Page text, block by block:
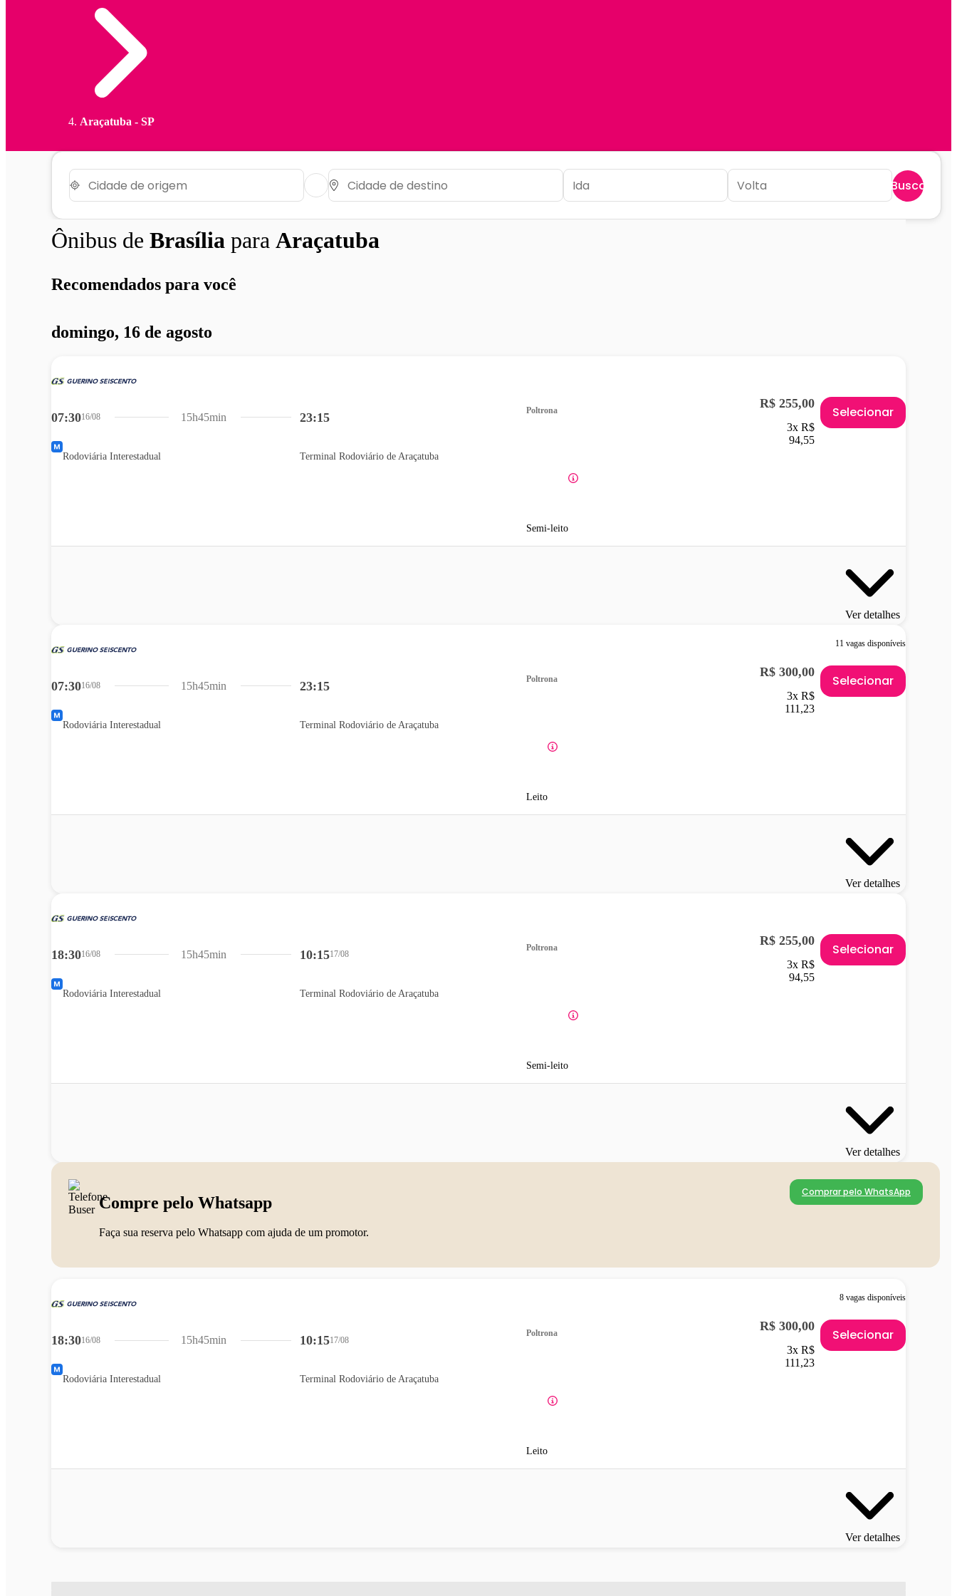
Araçatuba - SP
Buscar
Ônibus de Brasília para Araçatuba
Recomendados para você
domingo, 16 de agosto
07:3016/08
Rodoviária Interestadual
23:15
Terminal Rodoviário de Araçatuba
15h45min
Poltrona
Semi-leito
R$ 255,00
3x R$
94,55
Selecionar
Ver detalhes
11 vagas disponíveis
07:3016/08
Rodoviária Interestadual
23:15
Terminal Rodoviário de Araçatuba
15h45min
Poltrona
Leito
R$ 300,00
3x R$
111,23
Selecionar
Ver detalhes
18:3016/08
Rodoviária Interestadual
10:1517/08
Terminal Rodoviário de Araçatuba
15h45min
Poltrona
Semi-leito
R$ 255,00
3x R$
94,55
Selecionar
Ver detalhes
Compre pelo Whatsapp
Faça sua reserva pelo Whatsapp com ajuda de um promotor.
Comprar pelo WhatsApp
8 vagas disponíveis
18:3016/08
Rodoviária Interestadual
10:1517/08
Terminal Rodoviário de Araçatuba
15h45min
Poltrona
Leito
R$ 300,00
3x R$
111,23
Selecionar
Ver detalhes